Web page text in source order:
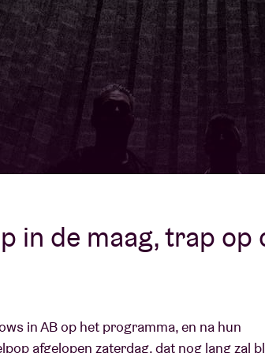
in de maag, trap op
in AB op het programma, en na hun
afgelopen zaterdag, dat nog lang zal